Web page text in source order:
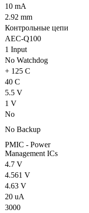
10 mA
2.92 mm
Контрольные цепи
AEC-Q100
1 Input
No Watchdog
+ 125 C
40 C
5.5 V
1 V
No
No Backup
PMIC - Power
Management ICs
4.7 V
4.561 V
4.63 V
20 uA
3000